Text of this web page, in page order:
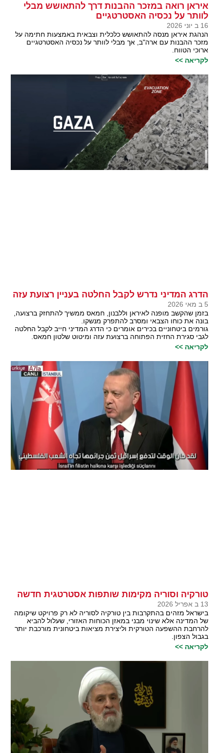
איראן רואה במזכר ההבנות דרך להתאושש מבלי
לוותר על נכסיה האסטרטגיים
16 ב יוני 2026
הנהגת איראן מנסה להתאושש כלכלית וצבאית באמצעות חתימה על
מזכר ההבנות עם ארה"ב, אך מבלי לוותר על נכסיה האסטרטגיים
ארוכי הטווח.
לקריאה >>
הדרג המדיני נדרש לקבל החלטה בעניין רצועת עזה
5 ב מאי 2026
בזמן שהקשב מופנה לאיראן וללבנון, חמאס ממשיך להתחזק ברצועה,
בונה את כוחו הצבאי ומסרב להתפרק מנשקו.
גורמים ביטחוניים בכירים אומרים כי הדרג המדיני חייב לקבל החלטה
לגבי סגירת החזית הפתוחה ברצועת עזה ומיטוט שלטון חמאס.
לקריאה >>
טורקיה וסוריה מקימות שותפות אסטרטגית חדשה
13 ב אפריל 2026
בישראל מזהים בהתקרבות בין טורקיה לסוריה לא רק פרויקט שיקומה
של המדינה אלא שינוי מבני במאזן הכוחות האזורי, שעלול להביא
להרחבת ההשפעה הטורקית וליצירת מציאות ביטחונית מורכבת יותר
בגבול הצפון.
לקריאה >>